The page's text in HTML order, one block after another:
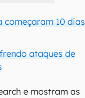
10 dias
ataques de
e mostram as